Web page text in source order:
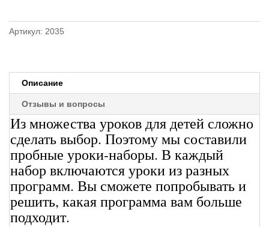
урока
Квакушкой.
детей
от
3
до
лет
Артикул: 2035
Описание
Отзывы и вопросы
Из множества уроков для детей сложно
сделать выбор. Поэтому мы составили
пробные уроки-наборы. В каждый
набор включаются уроки из разных
программ. Вы сможете попробывать и
решить, какая программа вам больше
подходит.